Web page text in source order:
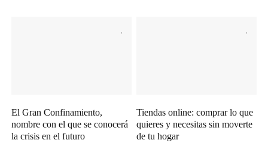
El Gran Confinamiento,
nombre con el que se conocerá
la crisis en el futuro
Tiendas online: comprar lo que
quieres y necesitas sin moverte
de tu hogar